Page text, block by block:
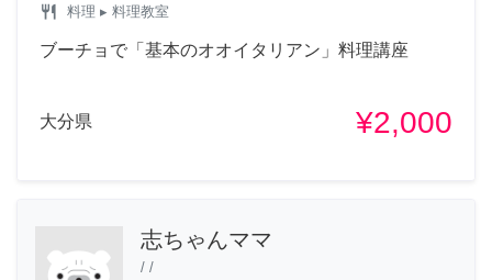
restaurant 料理 ▸ 料理教室
ブーチョで「基本のオオイタリアン」料理講座
大分県 ¥2,000
志ちゃんママ
/ /